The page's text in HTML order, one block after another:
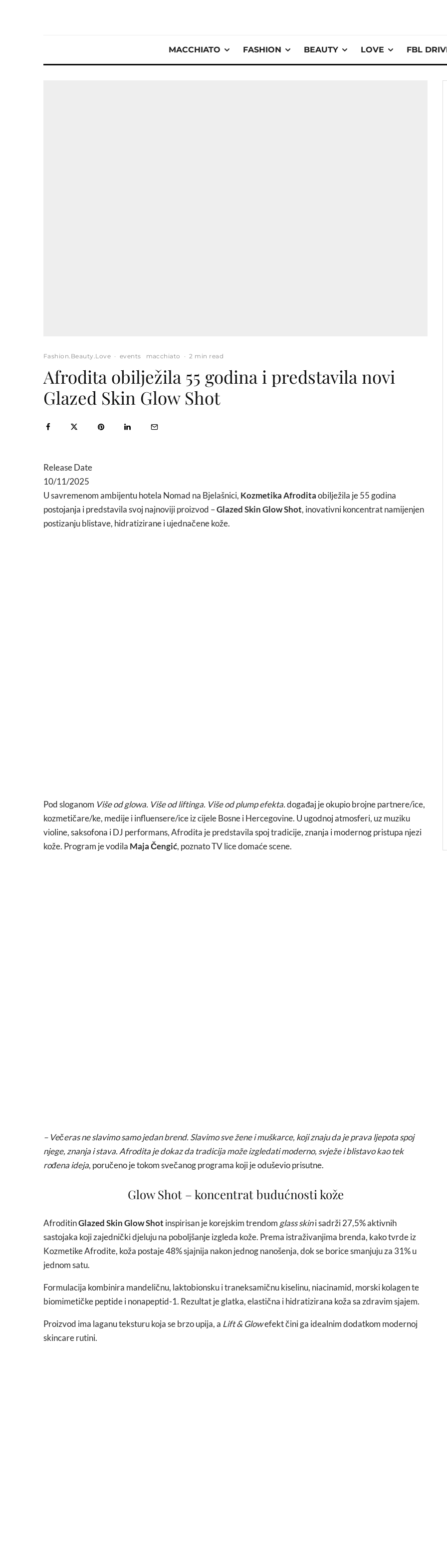
MACCHIATO FASHION BEAUTY LOVE FBL
Fashion.Beauty.Love · events macchiato · 2 min read
Afrodita obilježila 55 godina i predstavila novi
Glazed Skin Glow Shot
Release Date
10/11/2025
U savremenom ambijentu hotela Nomad na Bjelašnici, Kozmetika Afroditaobilježila je 55 godina
postojanja i predstavila svoj najnoviji proizvod –Glazed Skin Glow Shot, inovativni koncentrat namijenjen
postizanju blistave, hidratizirane i ujednačene kože.
Pod sloganom Više od glowa. Više od liftinga. Više od plump efekta.događaj je okupio brojne partnere/ice,
kozmetičare/ke, medije i influensere/ice iz cijele Bosne i Hercegovine. U ugodnoj atmosferi, uz muziku
violine, saksofona i DJ performans, Afrodita je predstavila spoj tradicije, znanja i modernog pristupa njezi
kože. Program je vodila Maja Čengić, poznato TV lice domaće scene.
– Večeras ne slavimo samo jedan brend. Slavimo sve žene i muškarce, koji znaju da je prava ljepota spoj
njege, znanja i stava. Afrodita je dokaz da tradicija može izgledati moderno, svježe i blistavo kao tek
rođena ideja, poručeno je tokom svečanog programa koji je oduševio prisutne.
Glow Shot – koncentrat budućnosti kože
AfroditinGlazed Skin Glow Shot inspirisan je korejskim trendom glass skini sadrži 27,5% aktivnih
sastojaka koji zajednički djeluju na poboljšanje izgleda kože. Prema istraživanjima brenda, kako tvrde iz
Kozmetike Afrodite, koža postaje 48% sjajnija nakon jednog nanošenja, dok se borice smanjuju za 31% u
jednom satu.
Formulacija kombinira mandeličnu, laktobionsku i traneksamičnu kiselinu, niacinamid, morski kolagen te
biomimetičke peptide i nonapeptid-1. Rezultat je glatka, elastična i hidratizirana koža sa zdravim sjajem.
Proizvod ima laganu teksturu koja se brzo upija, a Lift & Glowefekt čini ga idealnim dodatkom modernoj
skincare rutini.